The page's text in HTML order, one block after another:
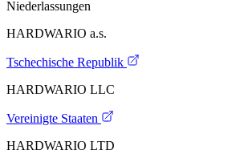
Niederlassungen
HARDWARIO a.s.
Tschechische Republik
HARDWARIO LLC
Vereinigte Staaten
HARDWARIO LTD